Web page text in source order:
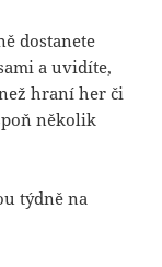
dostanete
a uvidíte,
hraní her či
několik
týdně na